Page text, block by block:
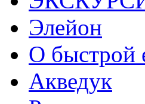
Элейон
О быстрой
Акведук